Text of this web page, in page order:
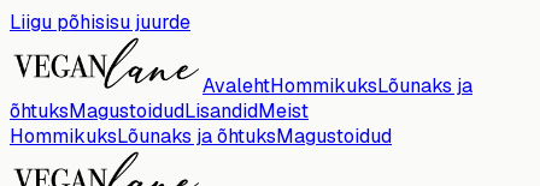
Liigu põhisisu juurde
AvalehtHommikuksLõunaks ja
õhtuksMagustoidudLisandidMeist
HommikuksLõunaks ja õhtuksMagustoidud